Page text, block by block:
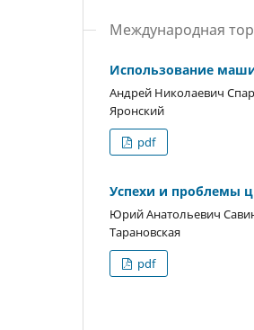
Международная
Использование
Андрей Николаевич
Яронский
pdf
Успехи и проблемы
Юрий Анатольевич
Тарановская
pdf